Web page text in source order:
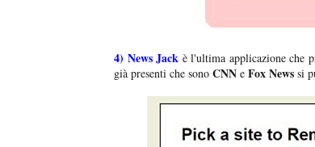
4) News Jack è l'ultima applicazione che
già presenti che sono CNN e Fox News si